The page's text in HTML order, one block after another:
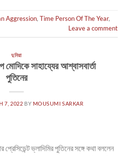
Aggression, Time Person Of The Year,
Leave a comment
দুনিয়া
মোদিকে সাহায্যের আশ্বাসবার্তা
পুতিনের
7, 2022 BY MOUSUMI SARKAR
প্রেসিডেন্ট ভ্লাদিমির পুতিনের সঙ্গে কথা বললেন